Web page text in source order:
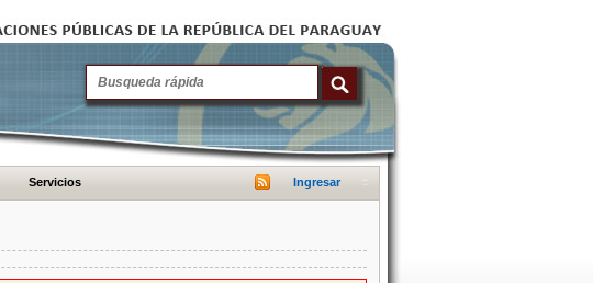
Servicios Ingresar